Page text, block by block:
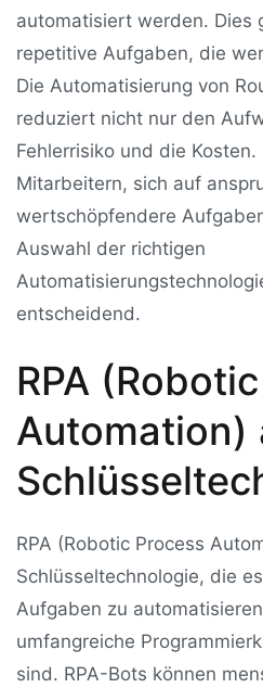
automatisiert werden. Dies
repetitive Aufgaben, die
Die Automatisierung von
reduziert nicht nur den
Fehlerrisiko und die
Mitarbeitern, sich auf
wertschöpfendere
Auswahl der richtigen
entscheidend.
RPA
Automation)
RPA (Robotic Process
Schlüsseltechnologie, die
Aufgaben zu
umfangreiche
sind. RPA-Bots können